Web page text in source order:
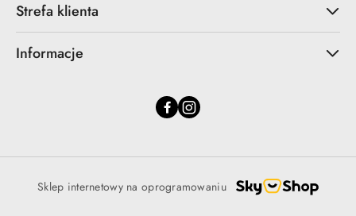
Strefa klienta
Informacje
Sklep internetowy na oprogramowaniu